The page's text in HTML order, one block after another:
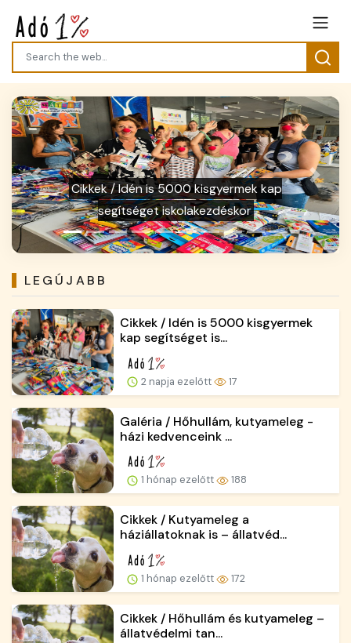
Galéria / Hőhullám, kutyameleg - házi
kedvenceink cédelme
Previous Next
LEGÚJABB
Cikkek / Idén is 5000 kisgyermek
kap segítséget is...
2 napja ezelőtt 17
Galéria / Hőhullám, kutyameleg -
házi kedvenceink ...
1 hónap ezelőtt 188
Cikkek / Kutyameleg a
háziállatoknak is – állatvéd...
1 hónap ezelőtt 172
Cikkek / Hőhullám és kutyameleg –
állatvédelmi tan...